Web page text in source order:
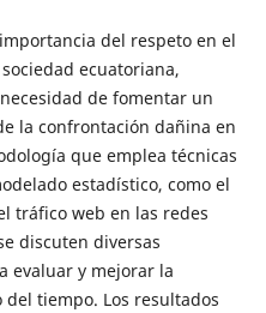
del respeto en el
ecuatoriana,
de fomentar un
la confrontación dañina en
que emplea técnicas
estadístico, como el
tráfico web en las redes
discuten diversas
evaluar y mejorar la
tiempo. Los resultados